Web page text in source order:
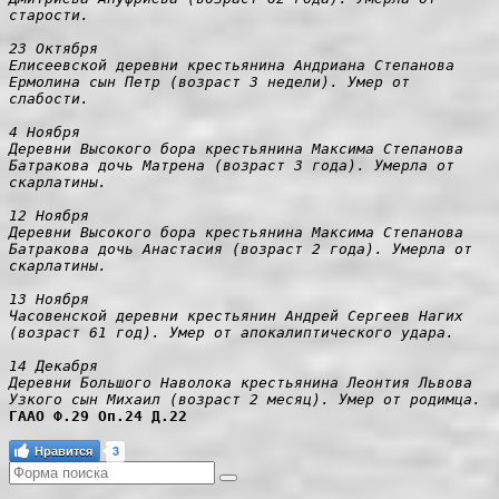
старости.
23 Октября
Елисеевской деревни крестьянина Андриана Степанова
Ермолина сын Петр (возраст 3 недели). Умер от
слабости.
4 Ноября
Деревни Высокого бора крестьянина Максима Степанова
Батракова дочь Матрена (возраст 3 года). Умерла от
скарлатины.
12 Ноября
Деревни Высокого бора крестьянина Максима Степанова
Батракова дочь Анастасия (возраст 2 года). Умерла от
скарлатины.
13 Ноября
Часовенской деревни крестьянин Андрей Сергеев Нагих
(возраст 61 год). Умер от апокалиптического удара.
14 Декабря
Деревни Большого Наволока крестьянина Леонтия Львова
Узкого сын Михаил (возраст 2 месяц). Умер от родимца.
ГААО Ф.29 Оп.24 Д.22
Нравится 3
Поиск